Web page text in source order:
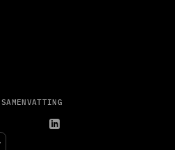
Support
kunnen helpen